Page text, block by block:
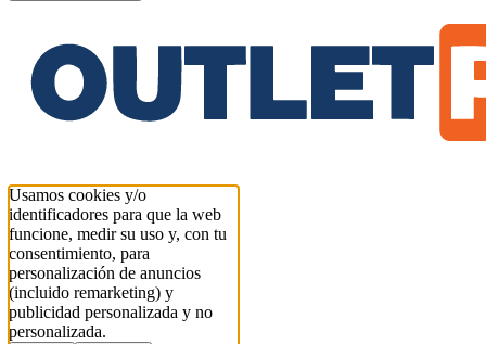
Usamos cookies y/o
identificadores para que la web
funcione, medir su uso y, con tu
consentimiento, para
personalización de anuncios
(incluido remarketing) y
publicidad personalizada y no
personalizada.